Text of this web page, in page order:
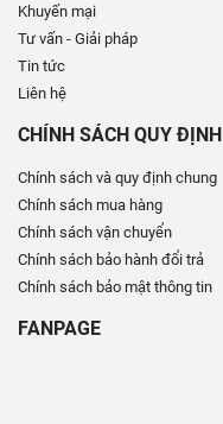
Khuyến mại
Tư vấn - Giải pháp
Tin tức
Liên hệ
CHÍNH SÁCH QUY ĐỊNH
Chính sách và quy định chung
Chính sách mua hàng
Chính sách vận chuyển
Chính sách bảo hành đổi trả
Chính sách bảo mật thông tin
FANPAGE